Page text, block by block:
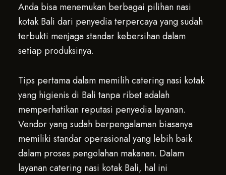
Anda bisa menemukan berbagai pilihan nasi
kotak Bali dari penyedia terpercaya yang sudah
terbukti menjaga standar kebersihan dalam
setiap produksinya.
Tips pertama dalam memilih catering nasi kotak
yang higienis di Bali tanpa ribet adalah
memperhatikan reputasi penyedia layanan.
Vendor yang sudah berpengalaman biasanya
memiliki standar operasional yang lebih baik
dalam proses pengolahan makanan. Dalam
layanan catering nasi kotak Bali, hal ini